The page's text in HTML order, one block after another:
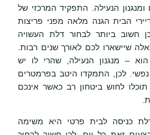
הנעילה. התפקיד המרכזי של
הבית הגנה מלאה מפני פריצות
חשוב ביותר לבחור דלת העשויה
שיישארו לכם לאורך שנים רבות.
– מנגנון הנעילה, שהרי לו יש
לכן, התמקדו היטב בפרמטרים
לחוש ביטחון רב כאשר אינכם
כניסה לבית פרטי היא משימה